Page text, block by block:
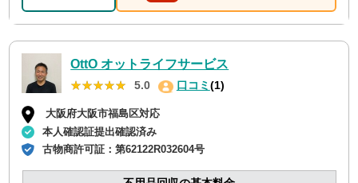
OttO オットライフサービス
★★★★★
★★★★★ 5.0 口コミ(1)
大阪府大阪市福島区対応
本人確認証提出確認済み
古物商許可証：第62122R032604号